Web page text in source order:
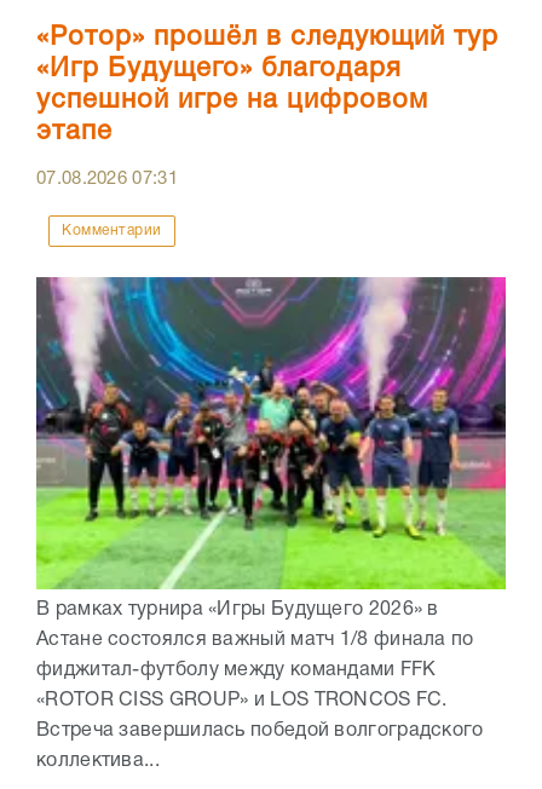
«Ротор» прошёл в следующий тур
«Игр Будущего» благодаря
успешной игре на цифровом
этапе
07.08.202607:31
Комментарии
В рамках турнира «Игры Будущего 2026» в
Астане состоялся важный матч 1/8 финала по
фиджитал-футболу между командами FFK
«ROTOR CISS GROUP» и LOS TRONCOS FC.
Встреча завершилась победой волгоградского
коллектива...